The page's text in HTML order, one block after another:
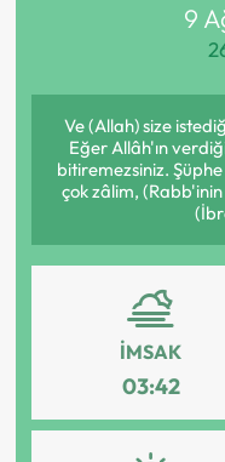
9
Ve (Allah) size
Eğer Allâh'ın
bitiremezsiniz.
çok zâlim,
İMSAK
03:42